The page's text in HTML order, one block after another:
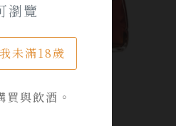
瀏覽
未滿18歲
與飲酒。